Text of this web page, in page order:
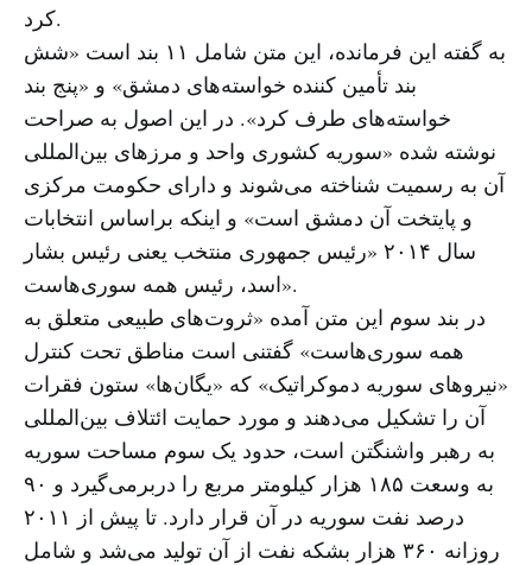
کرد.
به گفته این فرمانده، این متن شامل ۱۱ بند است «شش
بند تأمین کننده خواسته‌های دمشق» و «پنج بند
خواسته‌های طرف کرد». در این اصول به صراحت
نوشته شده «سوریه کشوری واحد و مرزهای بین‌المللی
آن به رسمیت شناخته می‌شوند و دارای حکومت مرکزی
و پایتخت آن دمشق است» و اینکه براساس انتخابات
سال ۲۰۱۴ «رئیس جمهوری منتخب یعنی رئیس بشار
اسد، رئیس همه سوری‌هاست».
در بند سوم این متن آمده «ثروت‌های طبیعی متعلق به
همه سوری‌هاست» گفتنی است مناطق تحت کنترل
«نیروهای سوریه دموکراتیک» که «یگان‌ها» ستون فقرات
آن را تشکیل می‌دهند و مورد حمایت ائتلاف بین‌المللی
به رهبر واشنگتن است، حدود یک سوم مساحت سوریه
به وسعت ۱۸۵ هزار کیلومتر مربع را دربرمی‌گیرد و ۹۰
درصد نفت سوریه در آن قرار دارد. تا پیش از ۲۰۱۱
روزانه ۳۶۰ هزار بشکه نفت از آن تولید می‌شد و شامل